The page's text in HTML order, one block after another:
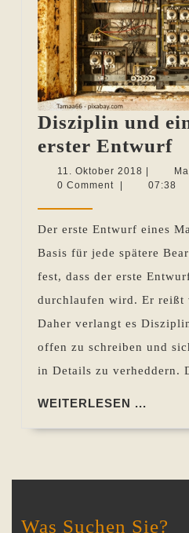
Disziplin und
erster Entwurf
ein
11. Oktober 2018 11.
Oktober
0 Comment
07:38
Der erste Entwurf eines
Basis für jede spätere
fest, dass der erste
durchlaufen wird. Er reißt
Daher verlangt es
offen zu schreiben und
in Details zu verheddern.
WEITERLESEN ...
Was Suchen Sie?